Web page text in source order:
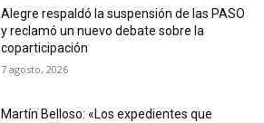
Alegre respaldó la suspensión de las PASO
y reclamó un nuevo debate sobre la
coparticipación
7 agosto, 2026
Martín Belloso: «Los expedientes que